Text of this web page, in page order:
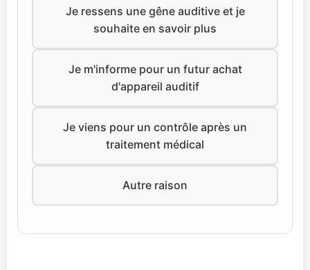
Je ressens une gêne auditive et je
souhaite en savoir plus
Je m'informe pour un futur achat
d'appareil auditif
Je viens pour un contrôle après un
traitement médical
Autre raison